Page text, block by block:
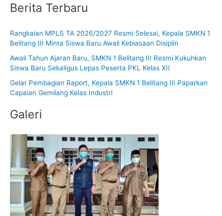
u
t
k
Berita Terbaru
Rangkaian MPLS TA 2026/2027 Resmi Selesai, Kepala SMKN 1
Belitang III Minta Siswa Baru Awali Kebiasaan Disiplin
Awali Tahun Ajaran Baru, SMKN 1 Belitang III Resmi Kukuhkan
Siswa Baru Sekaligus Lepas Peserta PKL Kelas XII
Gelar Pembagian Raport, Kepala SMKN 1 Belitang III Paparkan
Capaian Gemilang Kelas Industri
Galeri